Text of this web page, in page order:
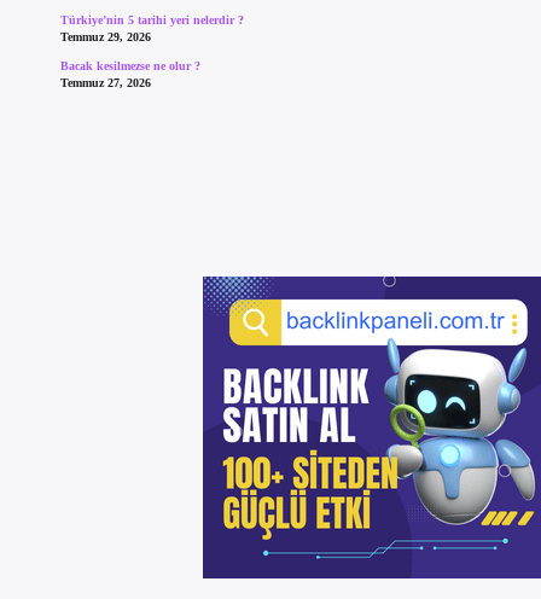
Türkiye’nin 5 tarihi yeri nelerdir ?
Temmuz 29, 2026
Bacak kesilmezse ne olur ?
Temmuz 27, 2026